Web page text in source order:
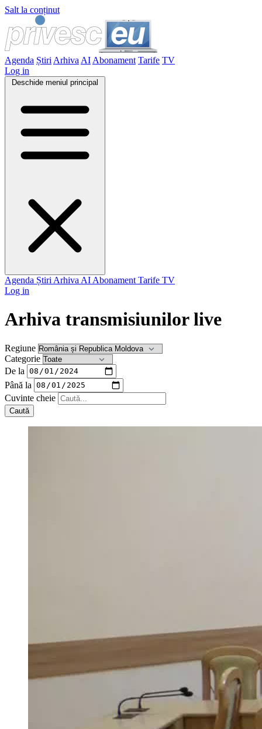
Salt la conținut
Agenda Știri Arhiva AI Abonament Tarife TV
Log in
Deschide meniul principal
Agenda Știri Arhiva AI Abonament Tarife TV
Log in
Arhiva transmisiunilor live
Regiune
Categorie
De la
Până la
Cuvinte cheie
Caută